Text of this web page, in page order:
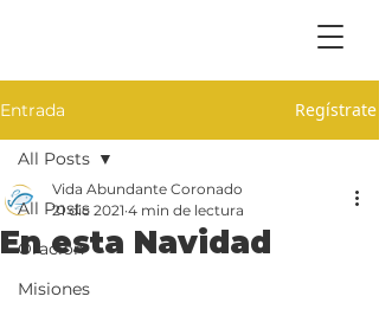
Entrada Regístrate
All Posts
Oración
Misiones
All Posts
En esta Navidad
Vida Abundante Coronado
21 dic 2021 4 min de lectura